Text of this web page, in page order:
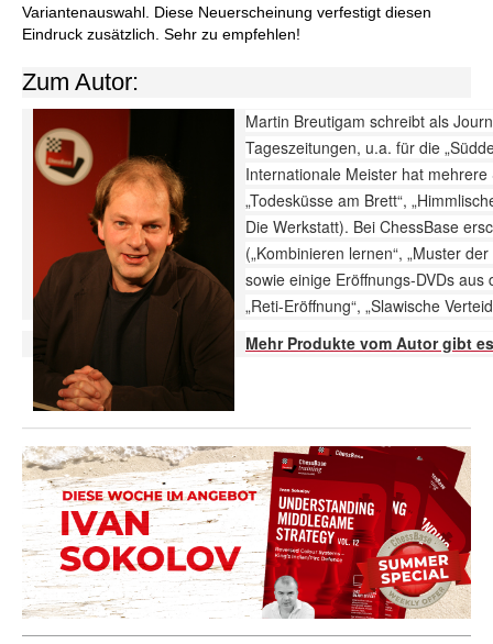
Variantenauswahl. Diese Neuerscheinung verfestigt diesen
Eindruck zusätzlich. Sehr zu empfehlen!
Zum Autor:
Martin Breutigam schreibt als
Tageszeitungen, u.a. für die
Internationale Meister hat
„Todesküsse am Brett“,
Die Werkstatt). Bei ChessBase
(„Kombinieren lernen“, „Muster
sowie einige Eröffnungs-DVDs
„Reti-Eröffnung“, „Slawische
Mehr Produkte vom Autor gibt